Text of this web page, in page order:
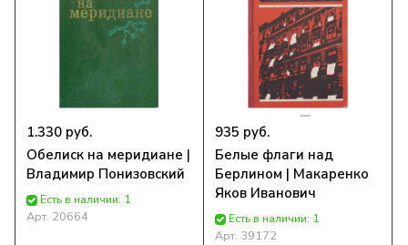
1.330 руб.
Обелиск на меридиане |
Владимир Понизовский
Есть в наличии: 1
Арт. 20664
935 руб.
Белые флаги над
Берлином | Макаренко
Яков Иванович
Есть в наличии: 1
Арт. 39172